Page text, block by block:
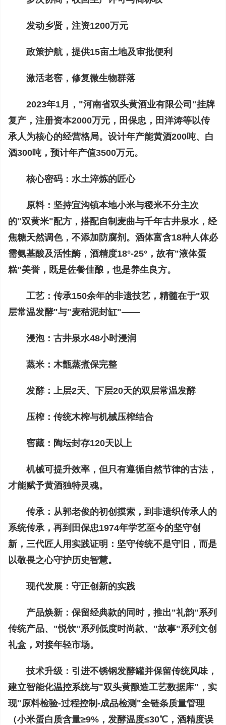
发动乡贤，注资1200万元
政策护航，提供15亩土地及审批便利
激活老窖，修复微生物群落
2023年1月，"河南省双头黄酒业有限公司"挂牌
复产，注册资本2000万元，田保忠，田洋涛等以传
承人为核心的经营格局。设计年产能黄酒200吨、白
酒300吨，预计年产值3500万元。
核心密码：水土淬炼的匠心
原料： 坚持宜沟镇本地小米与稷米不分主次
的"双黄米"配方，搭配自制麦曲与千年古井泉水，经
焦糖天然调色，不添加防腐剂。酒体富含18种人体必
需氨基酸及活性酶，酒精度18°-25°，故有"液体蛋
糕"美誉，既是佐餐佳酿，也是养生良方。
工艺： 传承150余年的非遗技艺，精髓在于"双
层常温发酵"与"麦秸泥封缸"——
浸泡： 古井泉水48小时浸润
蒸米： 木甑蒸煮保完整
发酵： 上层2天、下层20天的双层常温发酵
压榨： 传统木榨与机械压榨结合
窖藏： 陶坛封存120天以上
机械可提升效率，但只有遵循自然节律的古法，
才能赋予黄酒独特灵魂。
传承： 从郭老俊的初创摸索，到非遗织传承人的
系统传承，再到田保忠1974年学艺至今的坚守创
新，三代匠人用实践证明：坚守传统不是守旧，而是
以敬畏之心守护历史智慧。
现代发展： 守正创新的实践
产品焕新： 保留经典款的同时，推出"礼韵"系列
传统产品、"悦饮"系列低度时尚款、"故事"系列文创
礼盒，对接年轻市场。
技术升级： 引进不锈钢发酵罐并保留传统风味，
建立智能化温控系统与"双头黄酿造工艺数据库"，实
现"原料检验-过程控制-成品检测"全链条质量管理
（小米蛋白质含量≥9%，发酵温度≤30℃，酒精度误